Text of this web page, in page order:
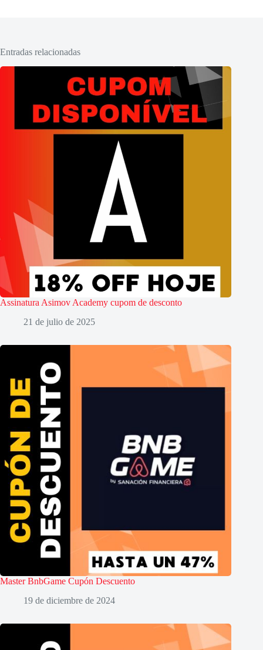
Entradas relacionadas
Assinatura Asimov Academy cupom de desconto
21 de julio de 2025
Master BnbGame Cupón Descuento
19 de diciembre de 2024